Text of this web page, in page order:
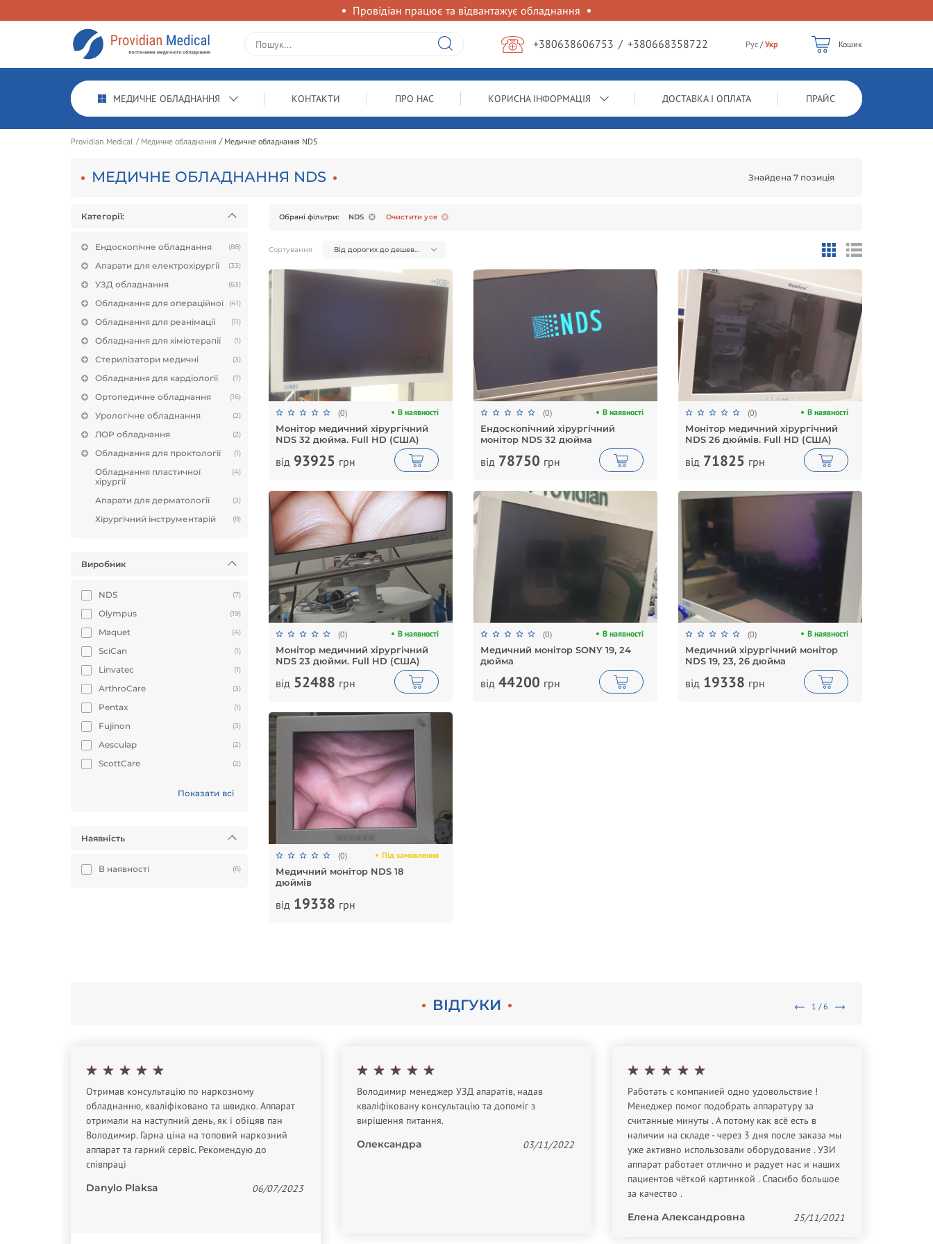
Провідіан працює та відвантажує обладнання
+380638606753 / +380668358722 Рус /Укр Кошик
МЕДИЧНЕ ОБЛАДНАННЯ КОНТАКТИ ПРО НАС КОРИСНА ІНФОРМАЦІЯ ДОСТАВКА І ОПЛАТА ПРАЙС
Providian Medical Медичне обладнання Медичне обладнання NDS
МЕДИЧНЕ ОБЛАДНАННЯ NDS Знайдена 7 позиція
Категорії:
Ендоскопічне обладнання (88)
Апарати для електрохірургії (33)
УЗД обладнання (63)
Обладнання для операційної (41)
Обладнання для реанімації (11)
Обладнання для хіміотерапії (1)
Стерилізатори медичні (3)
Обладнання для кардіології (7)
Ортопедичне обладнання (16)
Урологічне обладнання (2)
ЛОР обладнання (2)
Обладнання для проктології (1)
Обладнання пластичної
хірургії
(4)
Апарати для дерматології (3)
Хірургічний інструментарій (8)
Виробник
NDS (7)
Olympus (19)
Maquet (4)
SciCan (1)
Linvatec (1)
ArthroCare (3)
Pentax (1)
Fujinon (3)
Aesculap (2)
ScottCare (2)
Показати всі
Наявність
В наявності (6)
Обрані фільтри: NDS Очистити усе
Сортування Від дорогих до дешевих
(0) В наявності
Монітор медичний хірургічний
NDS 32 дюйма. Full HD (США)
від 93925 грн
(0) В наявності
Ендоскопічний хірургічний
монітор NDS 32 дюйма
від78750 грн
(0) В наявності
Монітор медичний хірургічний
NDS 26 дюймів. Full HD (США)
від71825 грн
(0) В наявності
Монітор медичний хірургічний
NDS 23 дюйми. Full HD (США)
від 52488 грн
(0) В наявності
Медичний монітор SONY 19, 24
дюйма
від44200 грн
(0) В наявності
Медичний хірургічний монітор
NDS 19, 23, 26 дюйма
від19338 грн
(0) Під замовлення
Медичний монітор NDS 18
дюймів
від 19338 грн
ВІДГУКИ 1 / 6
Отримав консультацію по наркозному
обладнанню, кваліфіковано та швидко. Аппарат
отримали на наступний день, як і обіцяв пан
Володимир. Гарна ціна на топовий наркозний
аппарат та гарний сервіс. Рекомендую до
співпраці
Danylo Plaksa
06/07/2023
Володимир менеджер УЗД апаратів, надав
кваліфіковану консультацію та допоміг з
вирішення питання.
Олександра
03/11/2022
Работать с компанией одно удовольствие !
Менеджер помог подобрать аппаратуру за
считанные минуты . А потому как всё есть в
наличии на складе - через 3 дня после заказа мы
уже активно использовали оборудование . УЗИ
аппарат работает отлично и радует нас и наших
пациентов чёткой картинкой . Спасибо большое
за качество .
Елена Александровна
25/11/2021